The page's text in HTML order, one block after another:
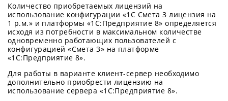
Количество приобретаемых лицензий на
использование конфигурации «1С Смета 3 лицензия на
1 р.м.» и платформы «1С:Предприятие 8» определяется
исходя из потребности в максимальном количестве
одновременно работающих пользователей с
конфигурацией «Смета 3» на платформе
«1С:Предприятие 8».
Для работы в варианте клиент-сервер необходимо
дополнительно приобрести лицензию на
использование сервера «1С:Предприятие 8».